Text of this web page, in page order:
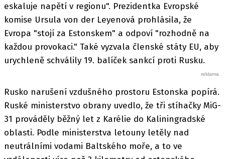
eskaluje napětí v regionu". Prezidentka Evropské
komise Ursula von der Leyenová prohlásila, že
Evropa "stojí za Estonskem" a odpoví "rozhodně na
každou provokaci." Také vyzvala členské státy EU, aby
urychleně schválily 19. balíček sankcí proti Rusku.
Rusko narušení vzdušného prostoru Estonska popírá.
Ruské ministerstvo obrany uvedlo, že tři stíhačky MiG-
31 prováděly běžný let z Karélie do Kaliningradské
oblasti. Podle ministerstva letouny letěly nad
neutrálními vodami Baltského moře, a to ve